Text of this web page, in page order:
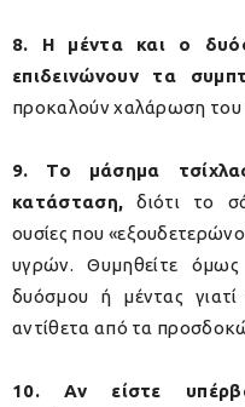
8. Η μέντα και ο
επιδεινώνουν τα
προκαλούν χαλάρωση του
9. Το μάσημα
κατάσταση, διότι το
ουσίες που
υγρών. Θυμηθείτε
δυόσμου ή μέντας
αντίθετα από τα
10. Αν είστε